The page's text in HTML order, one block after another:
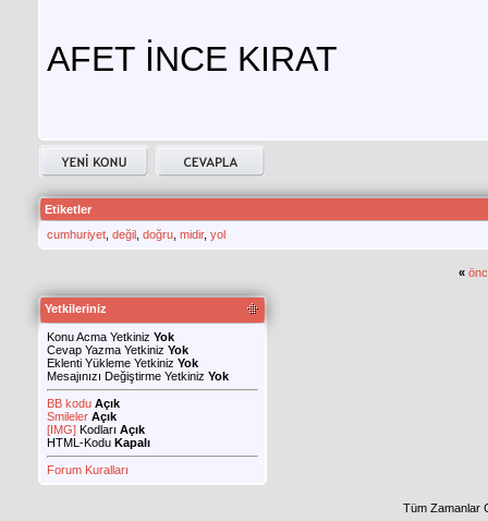
AFET İNCE KIRAT
Etiketler
cumhuriyet değil doğru midir, yol
«
Yetkileriniz
Konu Acma Yetkiniz Yok
Cevap Yazma Yetkiniz Yok
Eklenti Yükleme Yetkiniz Yok
Mesajınızı Değiştirme Yetkiniz Yok
BB kodu Açık
Smileler Açık
[IMG] Kodları Açık
HTML-Kodu Kapalı
Forum Kuralları
Tüm Zamanlar